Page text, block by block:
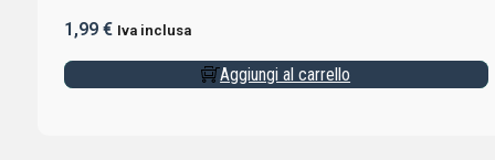
1,99 € Iva inclusa
Aggiungi al carrello